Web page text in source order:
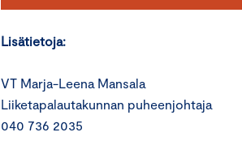
Lisätietoja:
VT Marja-Leena Mansala
Liiketapalautakunnan puheenjohtaja
040 736 2035